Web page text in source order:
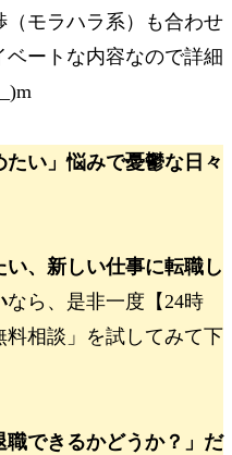
（モラハラ系）も合わせ
ベートな内容なので詳細
い」悩みで憂鬱な日々
、新しい仕事に転職し
なら、是非一度【24時
相談」を試してみて下
職できるかどうか？」だ